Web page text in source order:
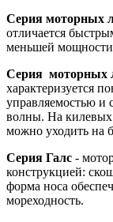
Серия моторных
отличается
меньшей
Серия моторных
характеризуется
управляемостью и
волны. На
можно уходить на
Серия Галс -
конструкцией:
форма носа
мореходность.